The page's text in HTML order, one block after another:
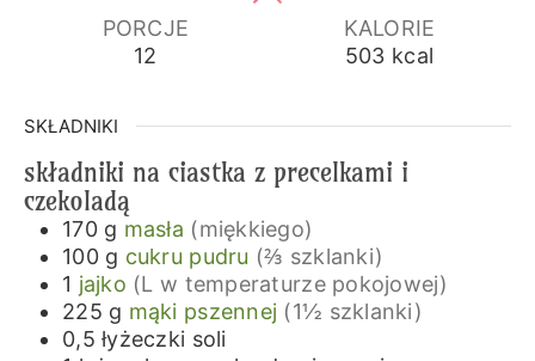
PORCJE
12
KALORIE
503 kcal
SKŁADNIKI
składniki na ciastka z precelkami i
czekoladą
170 g masła (miękkiego)
100 g cukru pudru (⅔ szklanki)
1 jajko (L w temperaturze pokojowej)
225 g mąki pszennej (1½ szklanki)
0,5 łyżeczki soli